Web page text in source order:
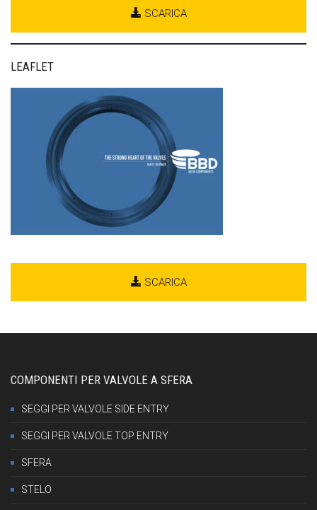
SCARICA
LEAFLET
SCARICA
COMPONENTI PER VALVOLE A SFERA
SEGGI PER VALVOLE SIDE ENTRY
SEGGI PER VALVOLE TOP ENTRY
SFERA
STELO